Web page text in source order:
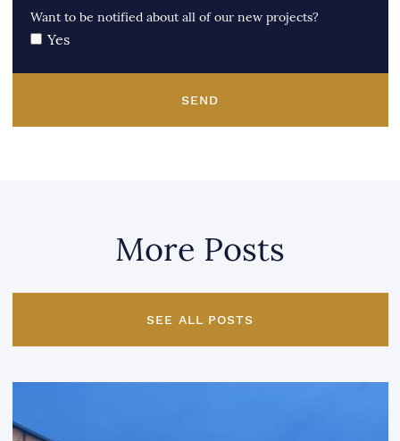
Want to be notified about all of our new projects?
Yes
SEND
More Posts
SEE ALL POSTS